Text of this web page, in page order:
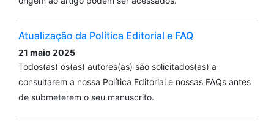
Atualização da Política Editorial e FAQ
21 maio 2025
Todos(as) os(as) autores(as) são solicitados(as) a
consultarem a nossa Política Editorial e nossas FAQs antes
de submeterem o seu manuscrito.